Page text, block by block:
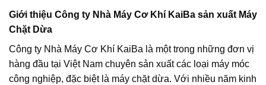
Giới thiệu Công ty Nhà Máy Cơ Khí KaiBa sản xuất Máy
Chặt Dừa
Công ty Nhà Máy Cơ Khí KaiBa là một trong những đơn vị
hàng đầu tại Việt Nam chuyên sản xuất các loại máy móc
công nghiệp, đặc biệt là máy chặt dừa. Với nhiều năm kinh